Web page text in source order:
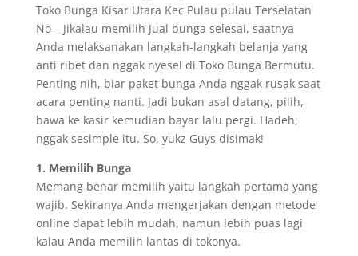
Toko Bunga Kisar Utara Kec Pulau pulau Terselatan
No – Jikalau memilih Jual bunga selesai, saatnya
Anda melaksanakan langkah-langkah belanja yang
anti ribet dan nggak nyesel di Toko Bunga Bermutu.
Penting nih, biar paket bunga Anda nggak rusak saat
acara penting nanti. Jadi bukan asal datang, pilih,
bawa ke kasir kemudian bayar lalu pergi. Hadeh,
nggak sesimple itu. So, yukz Guys disimak!
1. Memilih Bunga
Memang benar memilih yaitu langkah pertama yang
wajib. Sekiranya Anda mengerjakan dengan metode
online dapat lebih mudah, namun lebih puas lagi
kalau Anda memilih lantas di tokonya.